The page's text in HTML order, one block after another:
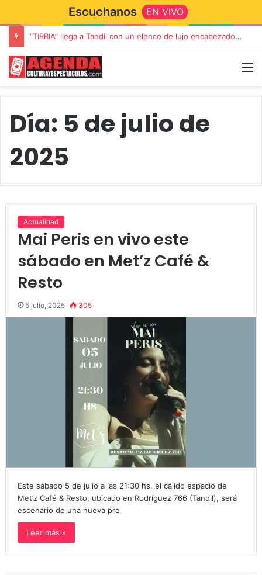
Escuchanos EN VIVO
Rata Blanca regresa a Tandil con un show demoledor en el Estadio Unión y Progreso
Día: 5 de julio de
2025
Actualidad
Mai Peris en vivo este
sábado en Met’z Café &
Resto
5 julio, 2025 305
Este sábado 5 de julio a las 21:30 hs, el cálido espacio de
Met’z Café & Resto, ubicado en Rodríguez 766 (Tandil), será
escenario de una nueva pre
Leer más »